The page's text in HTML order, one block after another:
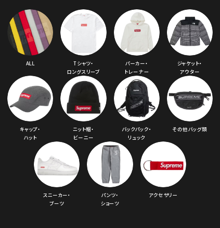
ALL
Tシャツ・
ロングスリーブ
パーカー・
トレーナー
ジャケット・
アウター
キャップ・
ハット
ニット帽・
ビーニー
バックパック・
リュック
その他バッグ類
スニーカー・
ブーツ
パンツ・
ショーツ
アクセサリー